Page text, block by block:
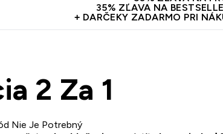
35% ZĽAVA NA
+ DARČEKY ZADARMO PRI
2 Za 1
Nie Je Potrebný